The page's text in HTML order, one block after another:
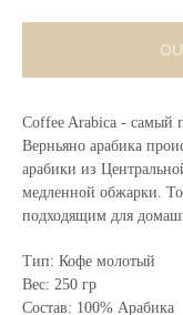
Coffee Arabica - самый
Верньяно арабика
арабики из
медленной обжарки.
подходящим для
Тип: Кофе молотый
Вес: 250 гр
Состав: 100% Арабика